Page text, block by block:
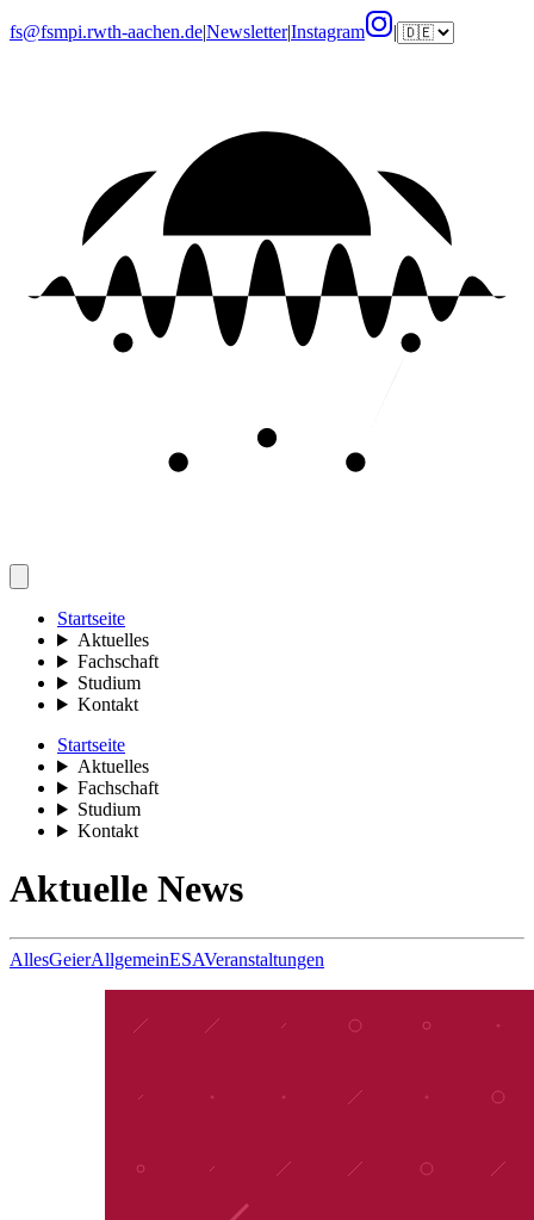
fs@fsmpi.rwth-aachen.de|Newsletter|Instagram |
Startseite
Aktuelles
Fachschaft
Studium
Kontakt
Startseite
Aktuelles
Fachschaft
Studium
Kontakt
Aktuelle News
AllesGeierAllgemeinESAVeranstaltungen